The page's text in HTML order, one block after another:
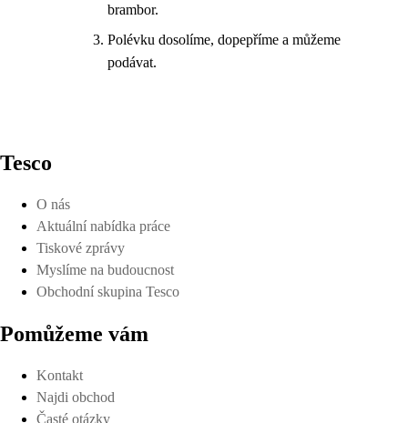
brambor.
Polévku dosolíme, dopepříme a můžeme
podávat.
Tesco
O nás
Aktuální nabídka práce
Tiskové zprávy
Myslíme na budoucnost
Obchodní skupina Tesco
Pomůžeme vám
Kontakt
Najdi obchod
Časté otázky